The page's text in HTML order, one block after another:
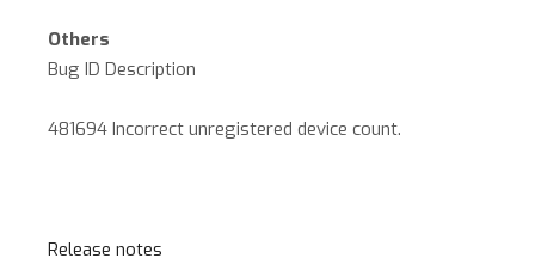
Others
Bug ID Description
481694 Incorrect unregistered device count.
Release notes